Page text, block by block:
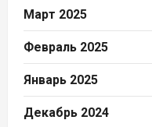
Март 2025
Февраль 2025
Январь 2025
Декабрь 2024